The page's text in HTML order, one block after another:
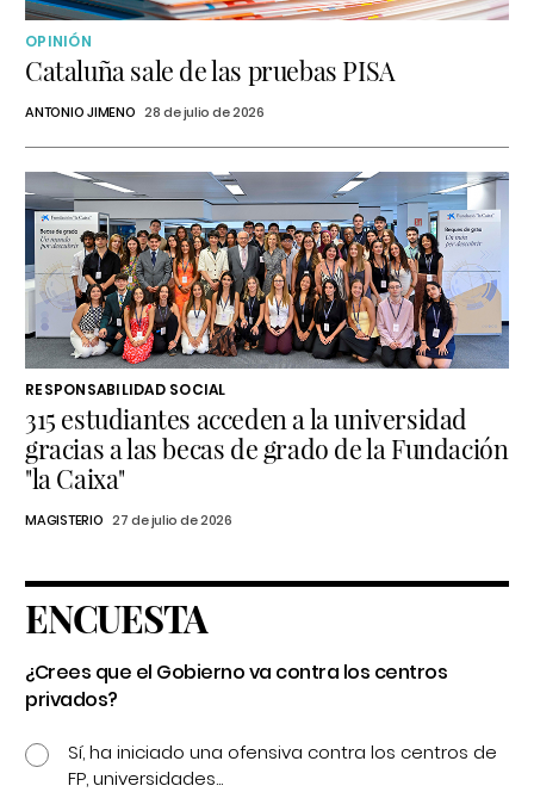
OPINIÓN
Cataluña sale de las pruebas PISA
ANTONIO JIMENO 28 de julio de 2026
RESPONSABILIDAD SOCIAL
315 estudiantes acceden a la universidad
gracias a las becas de grado de la Fundación
"la Caixa"
MAGISTERIO 27 de julio de 2026
ENCUESTA
¿Crees que el Gobierno va contra los centros
privados?
Sí, ha iniciado una ofensiva contra los centros de
FP, universidades...